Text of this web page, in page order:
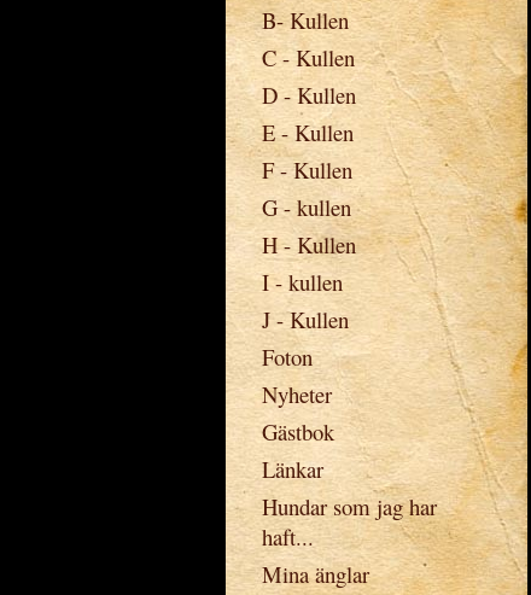
B- Kullen
C - Kullen
D - Kullen
E - Kullen
F - Kullen
G - kullen
H - Kullen
I - kullen
J - Kullen
Foton
Nyheter
Gästbok
Länkar
Hundar som jag har
haft...
Mina änglar